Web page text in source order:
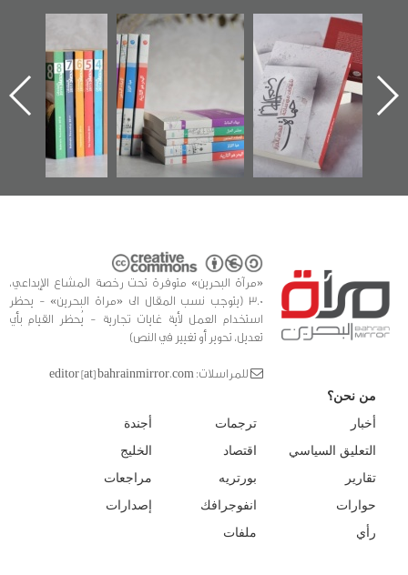
أوال
تصنيف موضوعي
للوثائق البريطانية
يقدمه «مركز أوال»
كتب
"مرآة البحرين"
تصدر حصاد
الساحات 2019
جديدة
عسكري
«مرآة
«مرآة البحرين» متوفرة تحت رخصة المشاع الإبداعي،
3.0 (يتوجب نسب المقال الى «مراة البحرين» - يحظر
استخدام العمل لأية غايات تجارية - يُحظر القيام بأي
تعديل، تحوير أو تغيير في النص)
للمراسلات: editor [at] bahrainmirror.com
من نحن؟
أخبار
التعليق السياسي
تقارير
حوارات
رأي
ترجمات
اقتصاد
بورتريه
انفوجرافك
ملفات
أجندة
الخليج
مراجعات
إصدارات